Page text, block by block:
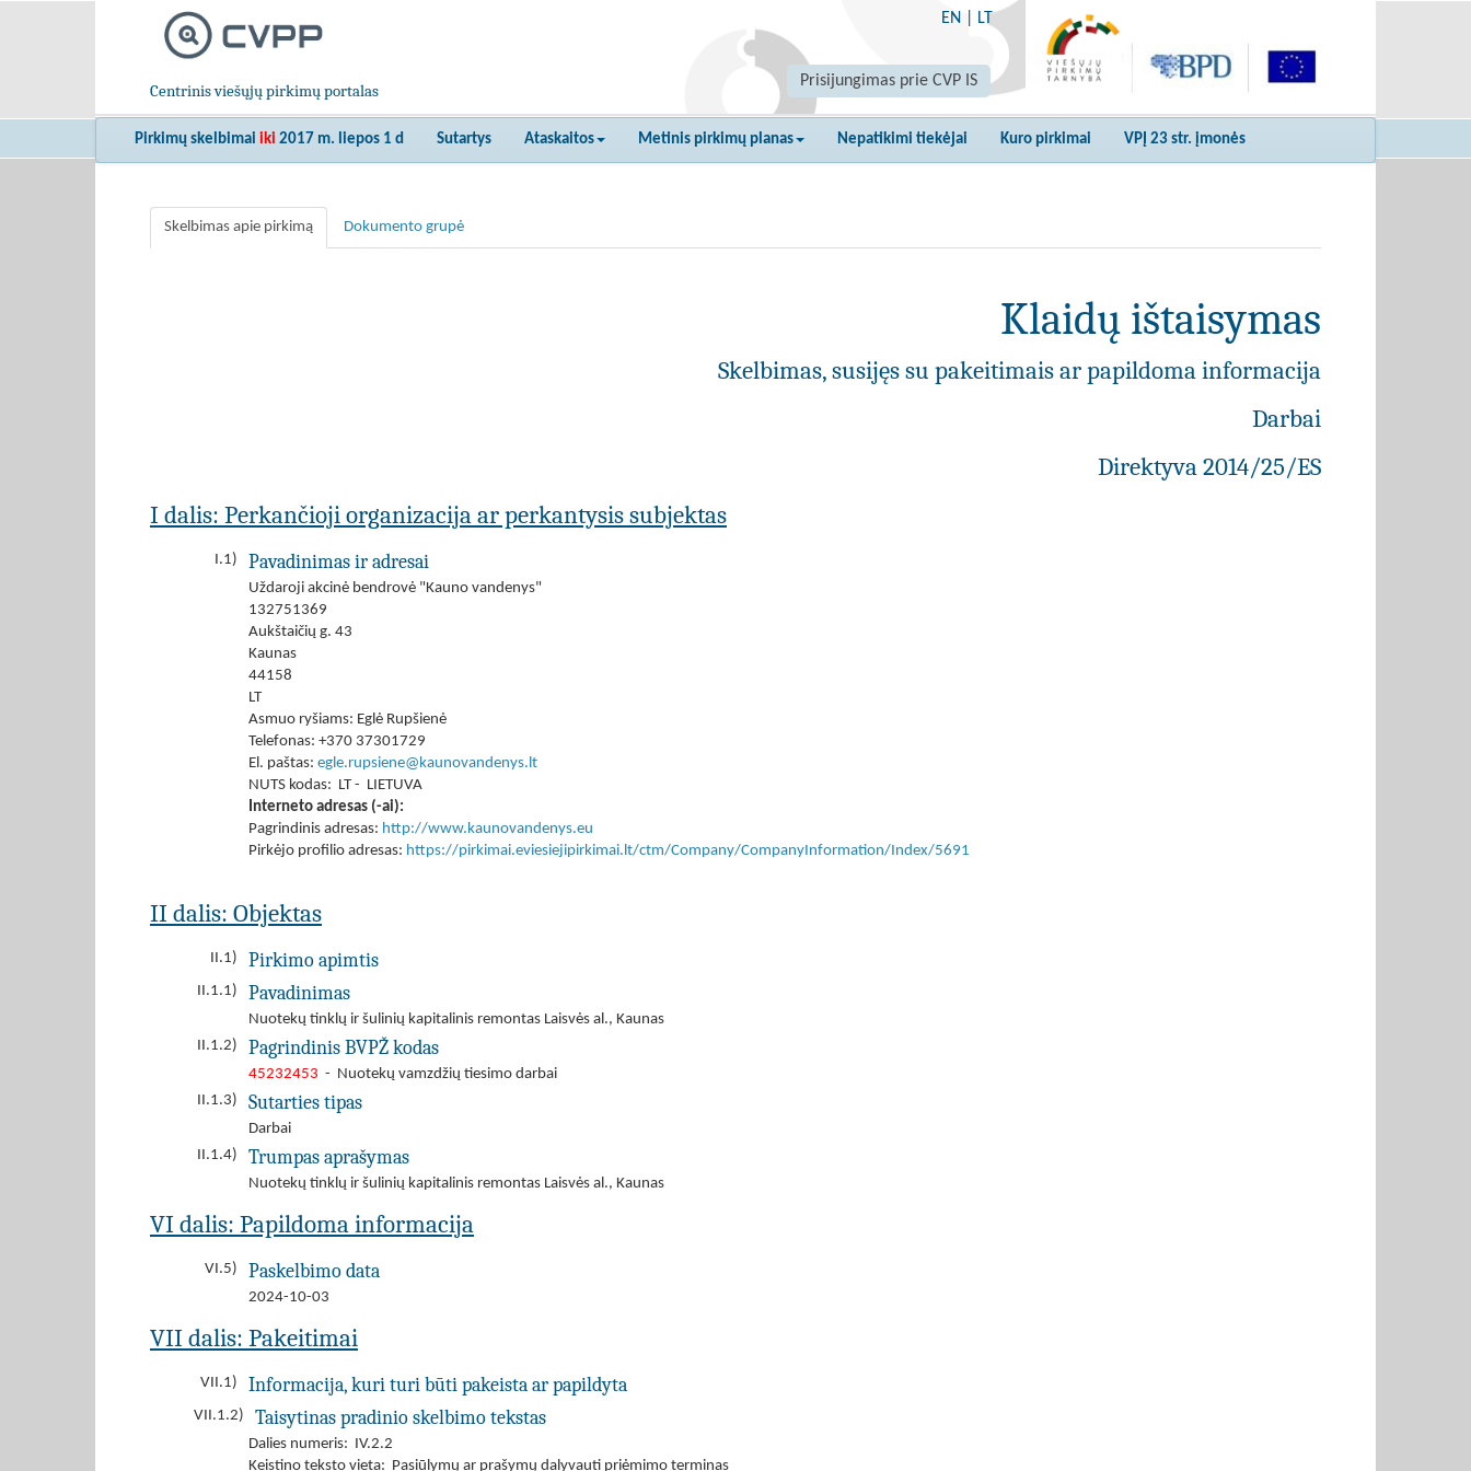
Centrinis viešųjų pirkimų portalas
EN LT
Prisijungimas prie CVP IS
Pirkimų skelbimai iki 2017 m. liepos 1 d Sutartys Ataskaitos Metinis pirkimų planas Nepatikimi tiekėjai Kuro pirkimai VPĮ 23 str. įmonės
Skelbimas apie pirkimą Dokumento grupė
Klaidų ištaisymas
Skelbimas, susijęs su pakeitimais ar papildoma informacija
Darbai
Direktyva 2014/25/ES
I dalis: Perkančioji organizacija ar perkantysis subjektas
I.1) Pavadinimas ir adresai
Uždaroji akcinė bendrovė "Kauno vandenys"
132751369
Aukštaičių g. 43
Kaunas
44158
LT
Asmuo ryšiams: Eglė Rupšienė
Telefonas: +370 37301729
El. paštas: egle.rupsiene@kaunovandenys.lt
NUTS kodas: LT - LIETUVA
Interneto adresas (-ai):
Pagrindinis adresas: http://www.kaunovandenys.eu
Pirkėjo profilio adresas: https://pirkimai.eviesiejipirkimai.lt/ctm/Company/CompanyInformation/Index/5691
II dalis: Objektas
II.1) Pirkimo apimtis
II.1.1) Pavadinimas
Nuotekų tinklų ir šulinių kapitalinis remontas Laisvės al., Kaunas
II.1.2)
Pagrindinis BVPŽ kodas
45232453 - Nuotekų vamzdžių tiesimo darbai
II.1.3)
Sutarties tipas
Darbai
II.1.4)
Trumpas aprašymas
Nuotekų tinklų ir šulinių kapitalinis remontas Laisvės al., Kaunas
VI dalis: Papildoma informacija
VI.5) Paskelbimo data
2024-10-03
VII dalis: Pakeitimai
VII.1) Informacija, kuri turi būti pakeista ar papildyta
VII.1.2) Taisytinas pradinio skelbimo tekstas
Dalies numeris: IV.2.2
Keistino teksto vieta: Pasiūlymų ar prašymų dalyvauti priėmimo terminas